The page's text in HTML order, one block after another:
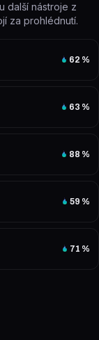
další nástroje z
za prohlédnutí.
62 %
63 %
88 %
59 %
71 %